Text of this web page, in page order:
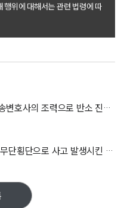
개
점
길
사례
신동향
인
행위에 대해서는 관련 법령에 따
[위자료청구소송 승소사례] 민사소송변호사의 조력으로 반소 진행, 위자료청구에 성공하다
[교통사고법무법인 대륜 해결사례] 무단횡단으로 사고 발생시킨 피고에 손해배상청구소송 승소